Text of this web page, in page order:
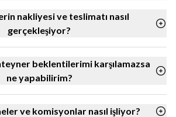
nakliyesi ve teslimatı nasıl
gerçekleşiyor?
beklentilerimi karşılamazsa
ne yapabilirim?
ve komisyonlar nasıl işliyor?